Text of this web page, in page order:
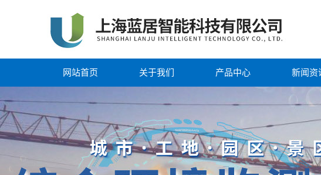
网站首页 关于我们 产品中心 新闻资